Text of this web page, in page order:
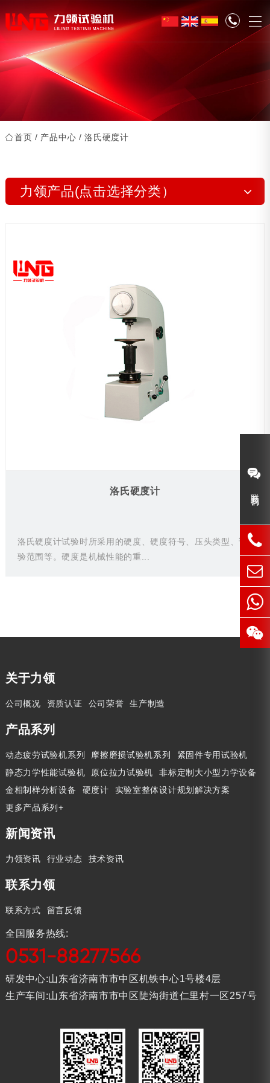
首页 / 产品中心 / 洛氏硬度计
力领产品(点击选择分类）
紧固件专用试验机
非标定制大小型力学设备
洛氏硬度计
洛氏硬度计试验时所采用的硬度、硬度符号、压头类型、试
验范围等。硬度是机械性能的重...
关于力领
公司概况 资质认证 公司荣誉 生产制造
产品系列
动态疲劳试验机系列 摩擦磨损试验机系列
紧固件专用试验机
静态力学性能试验机
原位拉力试验机
非标定制大小型力学设备
金相制样分析设备
硬度计
实验室整体设计规划解决方案
更多产品系列+
新闻资讯
力领资讯 行业动态 技术资讯
联系力领
联系方式 留言反馈
全国服务热线:
0531-88277566
研发中心:山东省济南市市中区机铁中心1号楼4层
生产车间:山东省济南市市中区陡沟街道仁里村一区257号